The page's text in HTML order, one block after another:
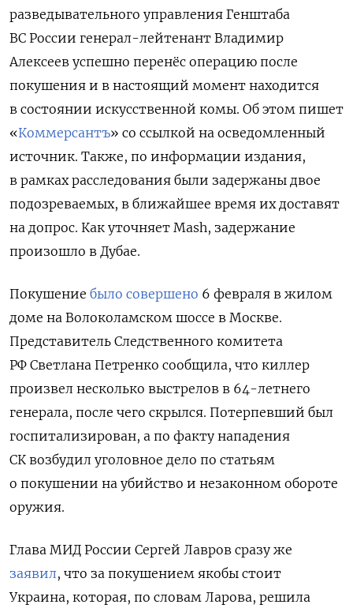
разведывательного управления Генштаба
ВС России генерал-лейтенант Владимир
Алексеев успешно перенёс операцию после
покушения и в настоящий момент находится
в состоянии искусственной комы. Об этом пишет
«Коммерсантъ» со ссылкой на осведомленный
источник. Также, по информации издания,
в рамках расследования были задержаны двое
подозреваемых, в ближайшее время их доставят
на допрос. Как уточняет Mash, задержание
произошло в Дубае.
Покушение было совершено 6 февраля в жилом
доме на Волоколамском шоссе в Москве.
Представитель Следственного комитета
РФ Светлана Петренко сообщила, что киллер
произвел несколько выстрелов в 64-летнего
генерала, после чего скрылся. Потерпевший был
госпитализирован, а по факту нападения
СК возбудил уголовное дело по статьям
о покушении на убийство и незаконном обороте
оружия.
Глава МИД России Сергей Лавров сразу же
заявил, что за покушением якобы стоит
Украина, которая, по словам Ларова, решила